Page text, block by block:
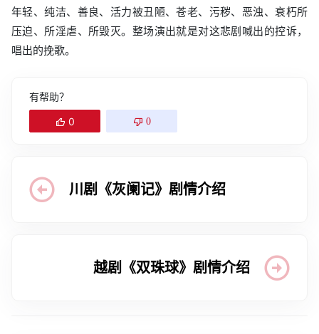
年轻、纯洁、善良、活力被丑陋、苍老、污秽、恶浊、衰朽所
压迫、所淫虐、所毁灭。整场演出就是对这悲剧喊出的控诉，
唱出的挽歌。
有帮助？
0 0
川剧《灰阑记》剧情介绍
越剧《双珠球》剧情介绍